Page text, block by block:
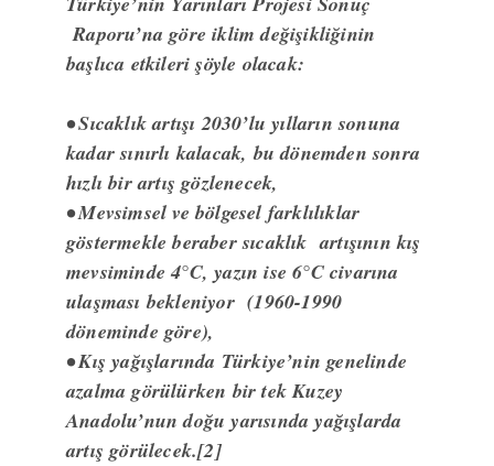
Raporu’na göre iklim değişikliğinin
başlıca etkileri şöyle olacak:
• Sıcaklık artışı 2030’lu yılların sonuna
kadar sınırlı kalacak, bu dönemden sonra
hızlı bir artış gözlenecek,
• Mevsimsel ve bölgesel farklılıklar
göstermekle beraber sıcaklık artışının kış
mevsiminde 4°C, yazın ise 6°C civarına
ulaşması bekleniyor (1960-1990
döneminde göre),
• Kış yağışlarında Türkiye’nin genelinde
azalma görülürken bir tek Kuzey
Anadolu’nun doğu yarısında yağışlarda
artış görülecek.[2]